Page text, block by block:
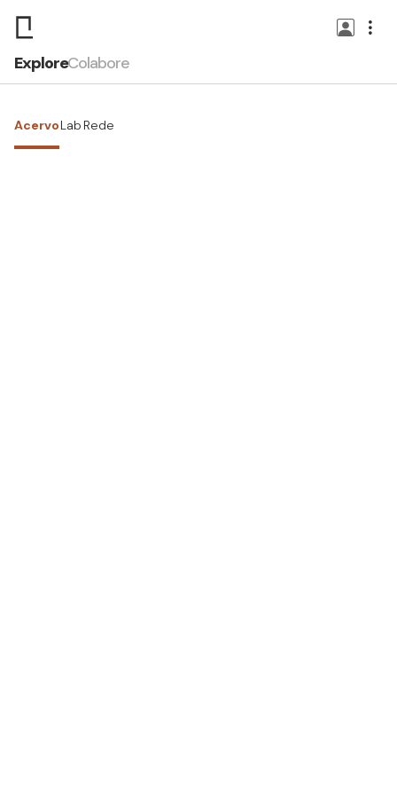
ExploreColabore
AcervoLab Rede